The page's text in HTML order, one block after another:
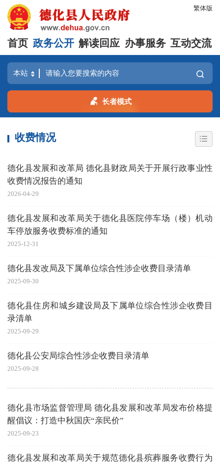
繁体版
首页 政务公开 解读回应 办事服务 互动交流
长者模式
收费情况
德化县发展和改革局 德化县财政局关于开展行政事业性
收费情况报告的通知
2026-04-29
德化县发展和改革局关于德化县医院停车场（楼）机动
车停放服务收费标准的通知
2025-12-31
德化县发改局及下属单位综合性涉企收费目录清单
2025-09-30
德化县住房和城乡建设局及下属单位综合性涉企收费目
录清单
2025-09-29
德化县公安局综合性涉企收费目录清单
2025-09-28
德化县市场监督管理局 德化县发展和改革局发布价格提
醒倡议：打造中秋国庆“亲民价”
2025-09-23
德化县发展和改革局关于规范德化县殡葬服务收费行为